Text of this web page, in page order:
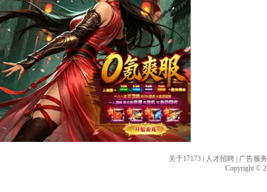
关于17173 人才招聘
广告服务
Copyright ©